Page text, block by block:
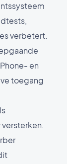
verbetert.
en
toegang